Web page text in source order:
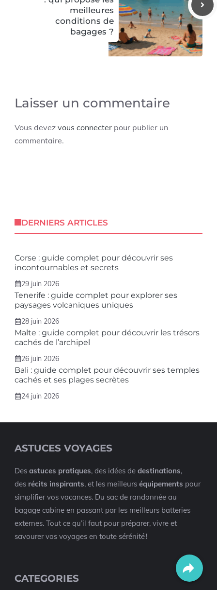
meilleures
conditions de
bagages ?
Laisser un commentaire
Vous devez vous connecter pour publier un
commentaire.
DERNIERS ARTICLES
Corse : guide complet pour découvrir ses
incontournables et secrets
29 juin 2026
Tenerife : guide complet pour explorer ses
paysages volcaniques uniques
28 juin 2026
Malte : guide complet pour découvrir les trésors
cachés de l’archipel
26 juin 2026
Bali : guide complet pour découvrir ses temples
cachés et ses plages secrètes
24 juin 2026
ASTUCES VOYAGES
Des astuces pratiques, des idées de destinations,
des récits inspirants, et les meilleurs équipements pour
simplifier vos vacances. Du sac de randonnée au
bagage cabine en passant par les meilleurs batteries
externes. Tout ce qu’il faut pour préparer, vivre et
savourer vos voyages en toute sérénité !
CATEGORIES